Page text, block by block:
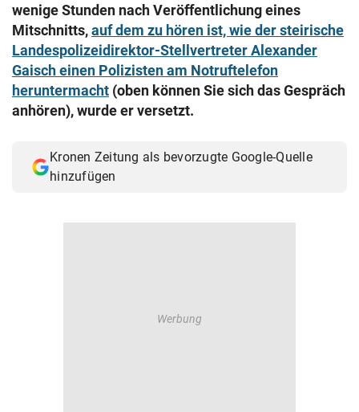
wenige Stunden nach Veröffentlichung eines
Mitschnitts,auf dem zu hören ist, wie der steirische
Landespolizeidirektor-Stellvertreter Alexander
Gaisch einen Polizisten am Notruftelefon
heruntermacht (oben können Sie sich das Gespräch
anhören), wurde er versetzt.
Kronen Zeitung als bevorzugte Google-Quelle
hinzufügen